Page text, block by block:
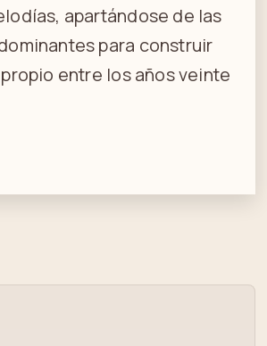
apartándose de las
para construir
entre los años veinte